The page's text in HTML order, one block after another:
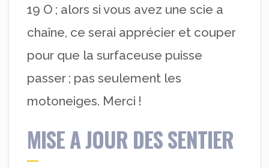
19 O ; alors si vous avez une scie a
chaîne, ce serai apprécier et couper
pour que la surfaceuse puisse
passer ; pas seulement les
motoneiges. Merci !
MISE A JOUR DES SENTIER